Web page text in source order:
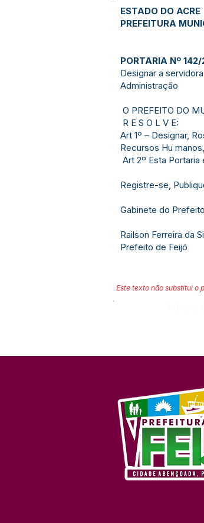
ESTADO DO ACRE
PREFEITURA
PORTARIA Nº
Designar a
Administração
O PREFEITO DO
R E S O L V E:
Art 1º – Designar,
Recursos Hu
Art 2º Esta
Registre-se,
Gabinete do
Railson Ferreira da
Prefeito de Feijó
Este texto não substitui o